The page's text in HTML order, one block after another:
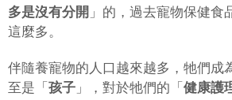
多是沒有分開 」的，過去寵物保健食
這麼多。
伴隨養寵物的人口越來越多，牠們成
至是「 孩子 」，對於牠們的「 健康護